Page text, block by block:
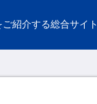
紹介する総合サイト